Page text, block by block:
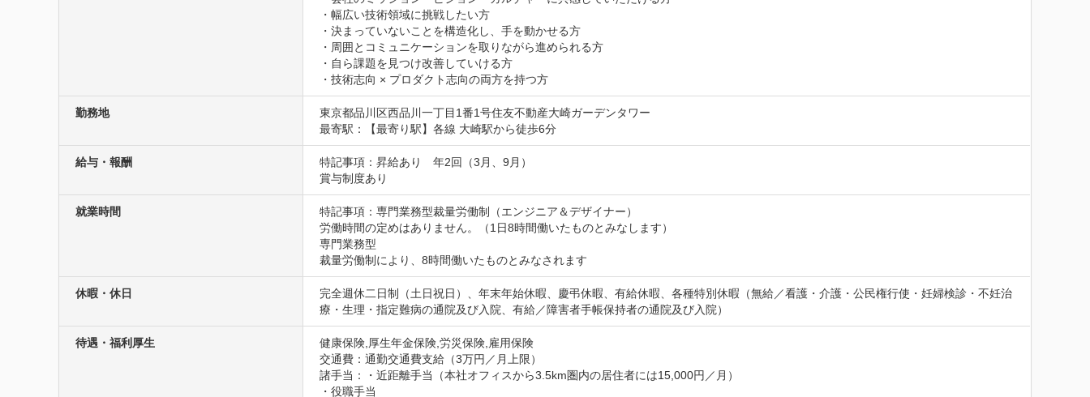
・幅広い技術領域に挑戦したい方
・決まっていないことを構造化し、手を動かせる方
・周囲とコミュニケーションを取りながら進められる方
・自ら課題を見つけ改善していける方
・技術志向 × プロダクト志向の両方を持つ方
勤務地
東京都品川区西品川一丁目1番1号住友不動産大崎ガーデンタワー
最寄駅：【最寄り駅】各線 大崎駅から徒歩6分
給与・報酬
特記事項：昇給あり　年2回（3月、9月）
賞与制度あり
就業時間
特記事項：専門業務型裁量労働制（エンジニア＆デザイナー）
労働時間の定めはありません。（1日8時間働いたものとみなします）
専門業務型
裁量労働制により、8時間働いたものとみなされます
休暇・休日
完全週休二日制（土日祝日）、年末年始休暇、慶弔休暇、有給休暇、各種特別休暇（無給／看護・介護・公民権行使・妊婦検診・不妊治
療・生理・指定難病の通院及び入院、有給／障害者手帳保持者の通院及び入院）
待遇・福利厚生
健康保険,厚生年金保険,労災保険,雇用保険
交通費：通勤交通費支給（3万円／月上限）
諸手当：・近距離手当（本社オフィスから3.5km圏内の居住者には15,000円／月）
・役職手当